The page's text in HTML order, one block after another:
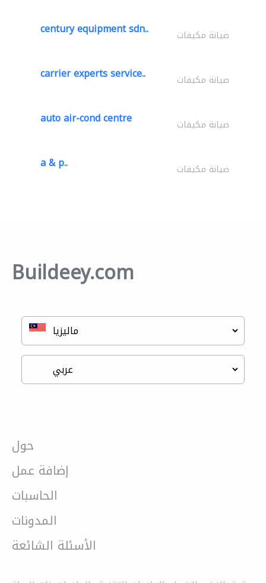
century equipment sdn.. صيانة مكيفات
carrier experts service.. صيانة مكيفات
auto air-cond centre صيانة مكيفات
a & p.. صيانة مكيفات
Buildeey.com
حول
إضافة عمل
الحاسبات
المدونات
الأسئلة الشائعة